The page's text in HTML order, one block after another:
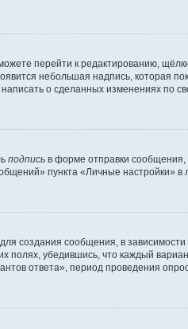
перейти к редактированию,
небольшая надпись, которая
о сделанных изменениях по
подпись в форме отправки сообщения,
пункта «Личные настройки»
создания сообщения, в зависимости
полях, убедившись, что каждый
ответа», период проведения